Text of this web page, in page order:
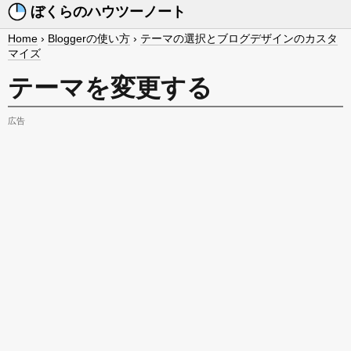
ぼくらのハウツーノート
Home › Bloggerの使い方 › テーマの選択とブログデザインのカスタ
マイズ
テーマを変更する
広告